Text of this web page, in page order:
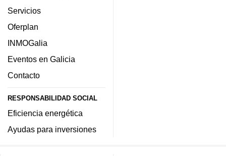
Servicios
Oferplan
INMOGalia
Eventos en Galicia
Contacto
RESPONSABILIDAD SOCIAL
Eficiencia energética
Ayudas para inversiones